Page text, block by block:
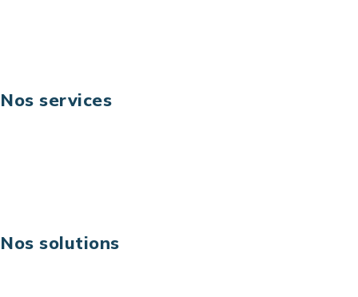
Nos services
Nos solutions